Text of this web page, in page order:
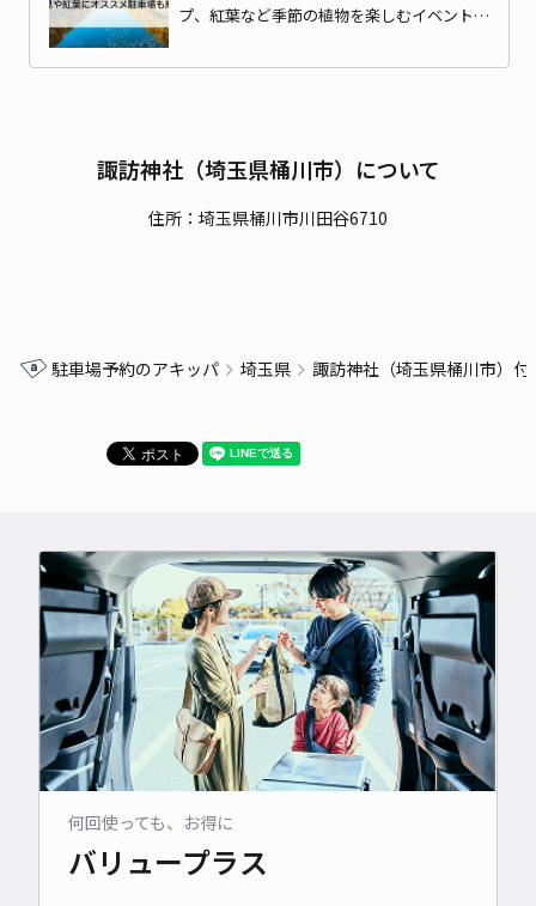
プ、紅葉など季節の植物を楽しむイベント…
諏訪神社（埼玉県桶川市）について
住所：埼玉県桶川市川田谷6710
駐車場予約のアキッパ 埼玉県 諏訪神社（埼玉県桶川市）付
何回使っても、お得に
バリュープラス